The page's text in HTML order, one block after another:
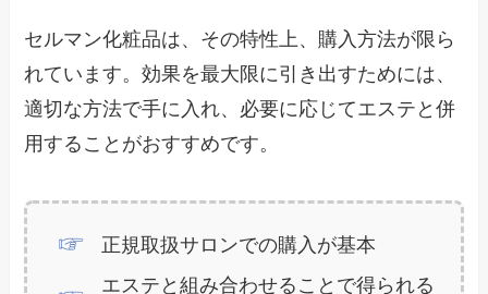
セルマン化粧品は、その特性上、購入方法が限ら
れています。効果を最大限に引き出すためには、
適切な方法で手に入れ、必要に応じてエステと併
用することがおすすめです。
正規取扱サロンでの購入が基本
エステと組み合わせることで得られる